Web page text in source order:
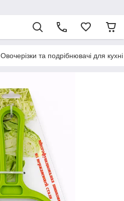
Овочерізки та подрібнювачі для кухні